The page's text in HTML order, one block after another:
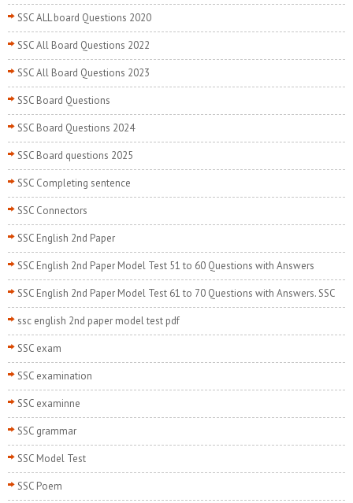
SSC ALL board Questions 2020
SSC All Board Questions 2022
SSC All Board Questions 2023
SSC Board Questions
SSC Board Questions 2024
SSC Board questions 2025
SSC Completing sentence
SSC Connectors
SSC English 2nd Paper
SSC English 2nd Paper Model Test 51 to 60 Questions with Answers
SSC English 2nd Paper Model Test 61 to 70 Questions with Answers. SSC
ssc english 2nd paper model test pdf
SSC exam
SSC examination
SSC examinne
SSC grammar
SSC Model Test
SSC Poem